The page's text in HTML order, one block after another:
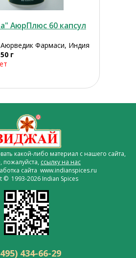
АюрПлюс 60 капсул
Фармаси, Индия
г
какой-либо материал с нашего сайта,
пожалуйста, ссылку на нас
сайта www.indianspices.ru
© 1993-2026 Indian Spices
434-66-29